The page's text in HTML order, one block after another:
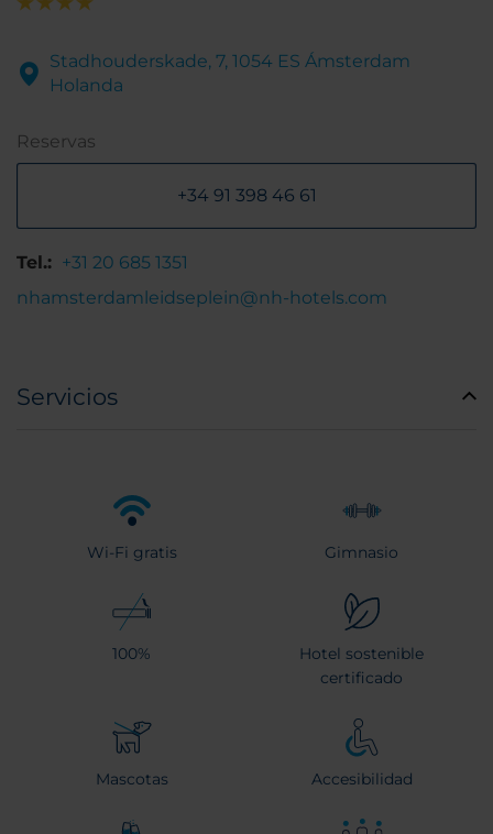
Stadhouderskade, 7, 1054 ES Ámsterdam
Holanda
Reservas
+34 91 398 46 61
Tel.: +31 20 685 1351
nhamsterdamleidseplein@nh-hotels.com
Servicios
Wi-Fi gratis Gimnasio
100%
Hotel sostenible
certificado
Mascotas Accesibilidad